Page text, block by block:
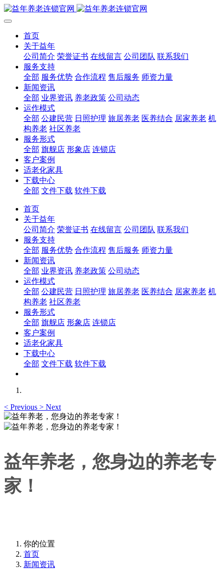
首页
关于益年
公司简介 荣誉证书 在线留言 公司团队 联系我们
服务支持
全部 服务优势 合作流程 售后服务 师资力量
新闻资讯
全部 业界资讯 养老政策 公司动态
运作模式
全部 公建民营 日照护理 旅居养老 医养结合 居家养老 机
构养老 社区养老
服务形式
全部 旗舰店 形象店 连锁店
客户案例
适老化家具
下载中心
全部 文件下载 软件下载
首页
关于益年
公司简介 荣誉证书 在线留言 公司团队 联系我们
服务支持
全部 服务优势 合作流程 售后服务 师资力量
新闻资讯
全部 业界资讯 养老政策 公司动态
运作模式
全部 公建民营 日照护理 旅居养老 医养结合 居家养老 机
构养老 社区养老
服务形式
全部 旗舰店 形象店 连锁店
客户案例
适老化家具
下载中心
全部 文件下载 软件下载
< Previous > Next
益年养老，您身边的养老专
家！
你的位置
首页
新闻资讯